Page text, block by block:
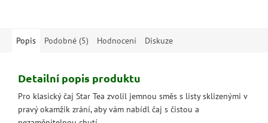
Popis Podobné (5) Hodnocení Diskuze
Detailní popis produktu
Pro klasický čaj Star Tea zvolil jemnou směs s listy sklizenými v
pravý okamžik zrání, aby vám nabídl čaj s čistou a